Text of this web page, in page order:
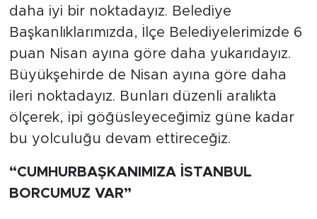
daha iyi bir noktadayız. Belediye
Başkanlıklarımızda, İlçe Belediyelerimizde 6
puan Nisan ayına göre daha yukarıdayız.
Büyükşehirde de Nisan ayına göre daha
ileri noktadayız. Bunları düzenli aralıkta
ölçerek, ipi göğüsleyeceğimiz güne kadar
bu yolculuğu devam ettireceğiz.
“CUMHURBAŞKANIMIZA İSTANBUL
BORCUMUZ VAR”